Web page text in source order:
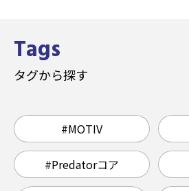
Tags
タグから探す
#MOTIV
#Predatorコア